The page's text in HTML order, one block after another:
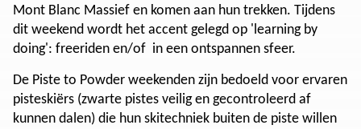
Mont Blanc Massief en komen aan hun trekken. Tijdens
dit weekend wordt het accent gelegd op 'learning by
doing': freeriden en/of in een ontspannen sfeer.
De Piste to Powder weekenden zijn bedoeld voor ervaren
pisteskiërs (zwarte pistes veilig en gecontroleerd af
kunnen dalen) die hun skitechniek buiten de piste willen